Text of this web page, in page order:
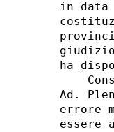
in data
ha
Ad.
errore
essere